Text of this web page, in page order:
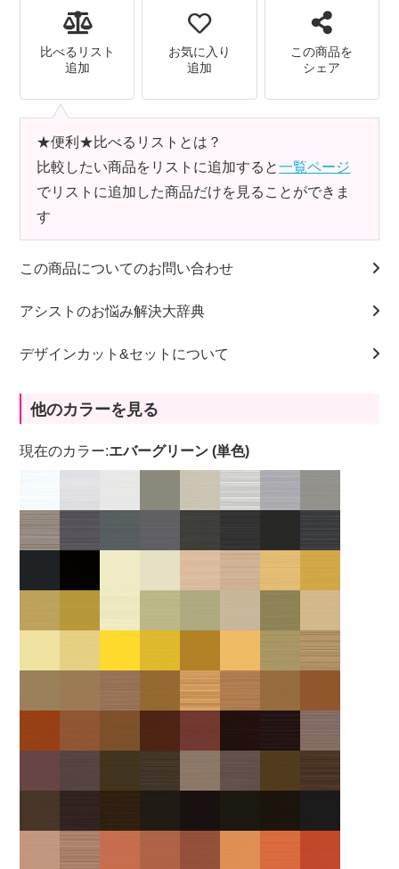
比べるリスト
追加
お気に入り
追加
この商品を
シェア
★便利★比べるリストとは？
比較したい商品をリストに追加すると一覧ページ
でリストに追加した商品だけを見ることができま
す
この商品についてのお問い合わせ
アシストのお悩み解決大辞典
デザインカット&セットについて
他のカラーを見る
現在のカラー:エバーグリーン (単色)